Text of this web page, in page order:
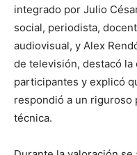
integrado por Julio
social, periodista,
audiovisual, y Alex
de televisión, destacó la
participantes y explicó
respondió a un riguroso
técnica.